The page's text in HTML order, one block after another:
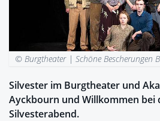
© Burgtheater | Schöne Bescherungen
Silvester im Burgtheater und
Ayckbourn und Willkommen bei
Silvesterabend.